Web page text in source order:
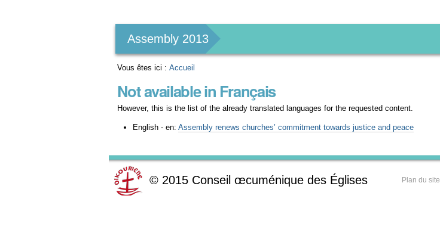
Assembly 2013
Vous êtes ici : Accueil
Not available in Français
However, this is the list of the already translated languages for the requested content.
English - en: Assembly renews churches’ commitment towards justice and peace
© 2015 Conseil œcuménique des Églises Plan du site